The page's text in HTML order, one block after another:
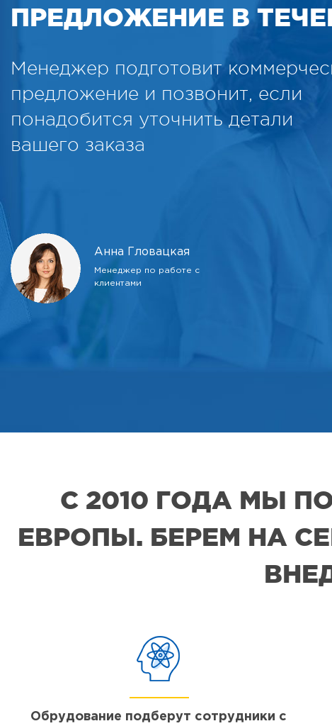
ПРЕДЛОЖЕНИЕ В
Менеджер подготовит
предложение и позвонит, если
понадобится уточнить детали
вашего заказа
Анна Гловацкая
Менеджер по работе с
клиентами
С 2010 ГОДА МЫ
ЕВРОПЫ. БЕРЕМ НА
Обрудование подберут сотрудники с